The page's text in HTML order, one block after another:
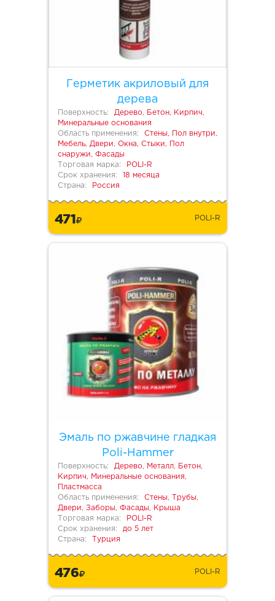
Герметик акриловый для
дерева
Поверхность:
Дерево, Бетон, Кирпич,
Минеральные основания
Область применения:
Стены, Пол внутри,
Мебель, Двери, Окна, Стыки, Пол
снаружи, Фасады
Торговая марка:
POLI-R
Срок хранения:
18 месяца
Страна:
Россия
471 POLI-R
Эмаль по ржавчине гладкая
Poli-Hammer
Поверхность:
Дерево, Металл, Бетон,
Кирпич, Минеральные основания,
Пластмасса
Область применения:
Стены, Трубы,
Двери, Заборы, Фасады, Крыша
Торговая марка:
POLI-R
Срок хранения:
до 5 лет
Страна:
Турция
476 POLI-R